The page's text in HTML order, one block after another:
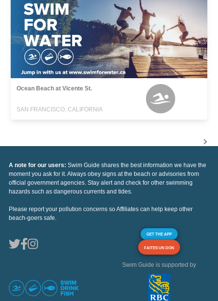
Ocean Beach at Vicente St.
SAN FRANCISCO, CALIFORNIA
A note for our users: Swim Guide shares the best information we have the
moment you ask for it. Always obey signs at the beach or advisories from
official government agencies. Stay alert and check for other swimming
hazards such as dangerous currents and tides.
Please report your pollution concerns so Affiliates can help keep other
beach-goers safe.
GET THE APP
FAITES UN DON
Swim Guide is supported by